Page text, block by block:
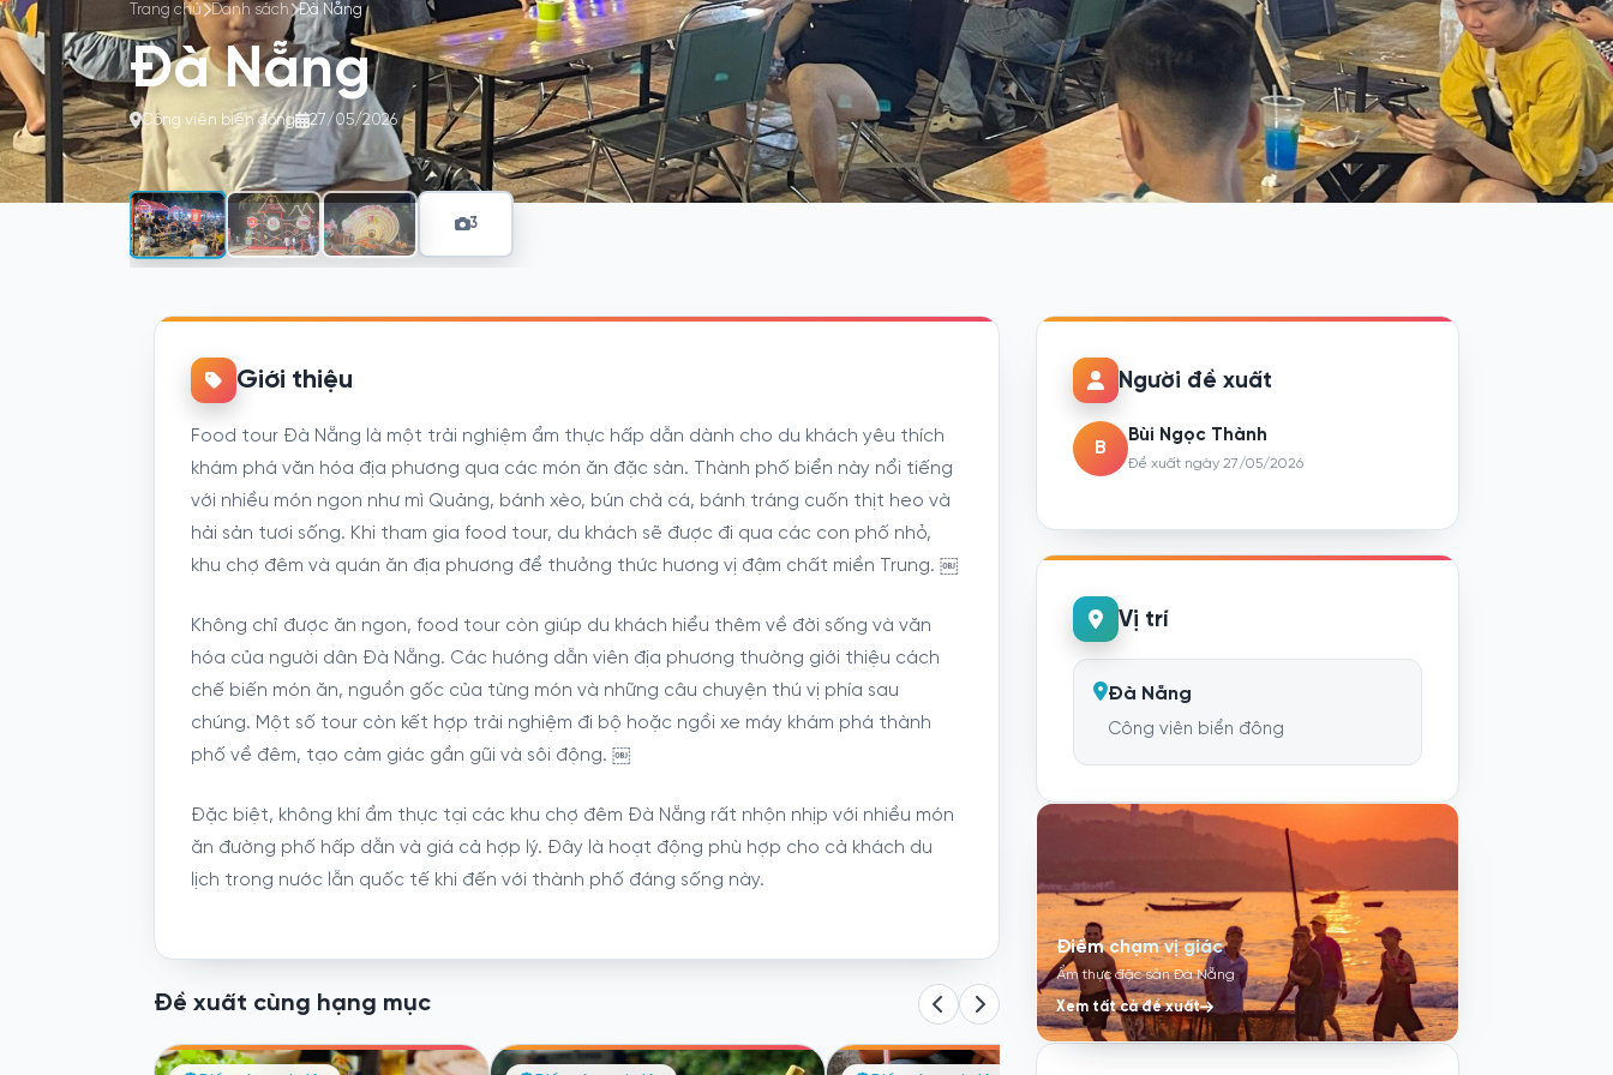
Trang chủ Danh sách Đà Nẵng
Đà Nẵng
Công viên biển đông 27/05/2026
3
Giới thiệu
Food tour Đà Nẵng là một trải nghiệm ẩm thực hấp dẫn dành cho du khách yêu thích
khám phá văn hóa địa phương qua các món ăn đặc sản. Thành phố biển này nổi tiếng
với nhiều món ngon như mì Quảng, bánh xèo, bún chả cá, bánh tráng cuốn thịt heo và
hải sản tươi sống. Khi tham gia food tour, du khách sẽ được đi qua các con phố nhỏ,
khu chợ đêm và quán ăn địa phương để thưởng thức hương vị đậm chất miền Trung. ￼
Không chỉ được ăn ngon, food tour còn giúp du khách hiểu thêm về đời sống và văn
hóa của người dân Đà Nẵng. Các hướng dẫn viên địa phương thường giới thiệu cách
chế biến món ăn, nguồn gốc của từng món và những câu chuyện thú vị phía sau
chúng. Một số tour còn kết hợp trải nghiệm đi bộ hoặc ngồi xe máy khám phá thành
phố về đêm, tạo cảm giác gần gũi và sôi động. ￼
Đặc biệt, không khí ẩm thực tại các khu chợ đêm Đà Nẵng rất nhộn nhịp với nhiều món
ăn đường phố hấp dẫn và giá cả hợp lý. Đây là hoạt động phù hợp cho cả khách du
lịch trong nước lẫn quốc tế khi đến với thành phố đáng sống này.
Đề xuất cùng hạng mục
Người đề xuất
B
Bùi Ngọc Thành
Đề xuất ngày 27/05/2026
Vị trí
Đà Nẵng
Công viên biển đông
Điểm chạm vị giác
Ẩm thực đặc sản Đà Nẵng
Xem tất cả đề xuất